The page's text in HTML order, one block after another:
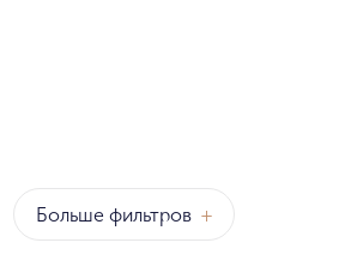
Больше фильтров +